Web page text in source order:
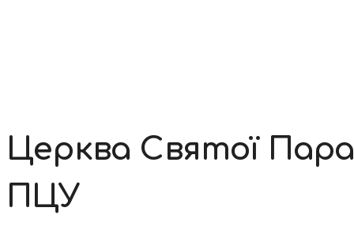
Церква Святої
ПЦУ